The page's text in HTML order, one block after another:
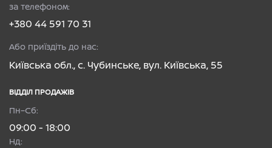
за телефоном:
+380 44 591 70 31
Або приїздіть до нас:
Київська обл., с. Чубинське, вул. Київська, 55
ВІДДІЛ ПРОДАЖІВ
Пн–Сб:
09:00 - 18:00
Нд: